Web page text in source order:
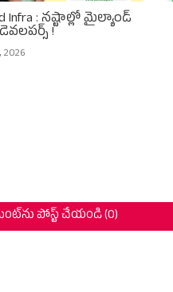
Infra : నష్టాల్లో మైల్యాండ్
!
2026
పోస్ట్ చేయండి (0)